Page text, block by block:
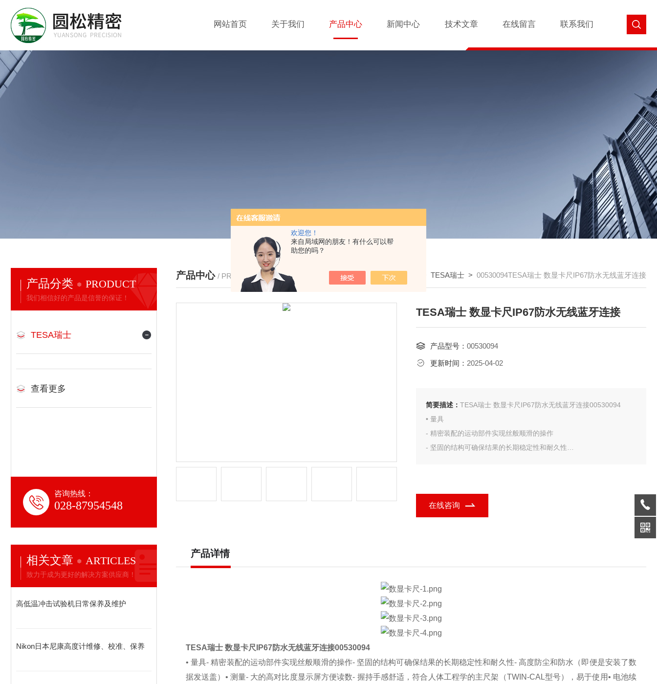
欢迎您！
来自局域网的朋友！有什么可以帮
助您的吗？
网站首页 关于我们 产品中心 新闻中心 技术文章 在线留言 联系我们
产品分类 PRODUCT
我们相信好的产品是信誉的保证！
TESA瑞士
查看更多
咨询热线：
028-87954548
相关文章 ARTICLES
致力于成为更好的解决方案供应商！
高低温冲击试验机日常保养及维护
Nikon日本尼康高度计维修、校准、保养
产品中心 / PRODUCTS 我的位置：首页 产品中心 TESA瑞士 > 00530094TESA瑞士 数显卡尺IP67防水无线蓝牙连接
TESA瑞士 数显卡尺IP67防水无线蓝牙连接
产品型号： 00530094
更新时间： 2025-04-02
简要描述： TESA瑞士 数显卡尺IP67防水无线蓝牙连接00530094
• 量具
- 精密装配的运动部件实现丝般顺滑的操作
- 坚固的结构可确保结果的长期稳定性和耐久性
- 握持手感舒适，符合人体工程学的主尺架（TWIN-CAL型号），易于
使用
在线咨询
产品详情
TESA瑞士 数显卡尺IP67防水无线蓝牙连接00530094
• 量具- 精密装配的运动部件实现丝般顺滑的操作- 坚固的结构可确保结果的长期稳定性和耐久性- 高度防尘和防水（即便是安装了数
据发送盖）• 测量- 大的高对比度显示屏方便读数- 握持手感舒适，符合人体工程学的主尺架（TWIN-CAL型号），易于使用• 电池续